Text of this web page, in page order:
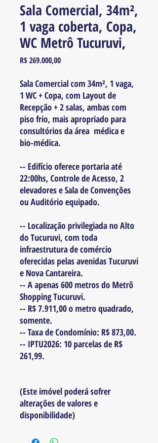
Sala Comercial, 34m²,
1 vaga coberta, Copa,
WC Metrô Tucuruvi,
R$ 269.000,00Preço
Sala Comercial com 34m², 1 vaga,
1 WC + Copa, com Layout de
Recepção + 2 salas, ambas com
piso frio, mais apropriado para
consultórios da área médica e
bio-médica.
-- Edifício oferece portaria até
22:00hs, Controle de Acesso, 2
elevadores e Sala de Convenções
ou Auditório equipado.
-- Localização privilegiada no Alto
do Tucuruvi, com toda
infraestrutura de comércio
oferecidas pelas avenidas Tucuruvi
e Nova Cantareira.
-- A apenas 600 metros do Metrô
Shopping Tucuruvi.
-- R$ 7.911,00 o metro quadrado,
somente.
-- Taxa de Condomínio: R$ 873,00.
-- IPTU2026: 10 parcelas de R$
261,99.
(Este imóvel poderá sofrer
alterações de valores e
disponibilidade)